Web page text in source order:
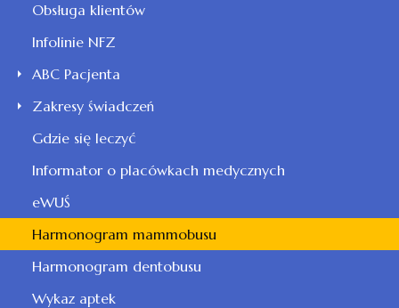
Obsługa klientów
Infolinie NFZ
ABC Pacjenta
Zakresy świadczeń
Gdzie się leczyć
Informator o placówkach medycznych
eWUŚ
Harmonogram mammobusu
Harmonogram dentobusu
Wykaz aptek